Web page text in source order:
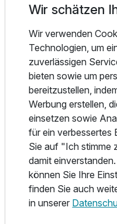
Akzente mit klassischem
Auch vegetarische und
berücksichtigt.
auf der Terrasse oder im
Wetter den Blick ins
Sicherheitsgefühl ist der
ausgestattet. Das
Rahmen für ruhige
entspannte Stunden
Wellness & Freizeit
Erholung beginnt im
Tür. Statt eines
Ruhe und Bewegung
dem weitläufigen Areal
Wir schätzen
Wir verwenden
Technologien, um
zuverlässigen
bieten sowie um
bereitzustellen,
Werbung erstellen,
einsetzen sowie
für ein verbessertes
Sie auf "Ich stimme
damit
können Sie Ihre
finden Sie auch
in unserer